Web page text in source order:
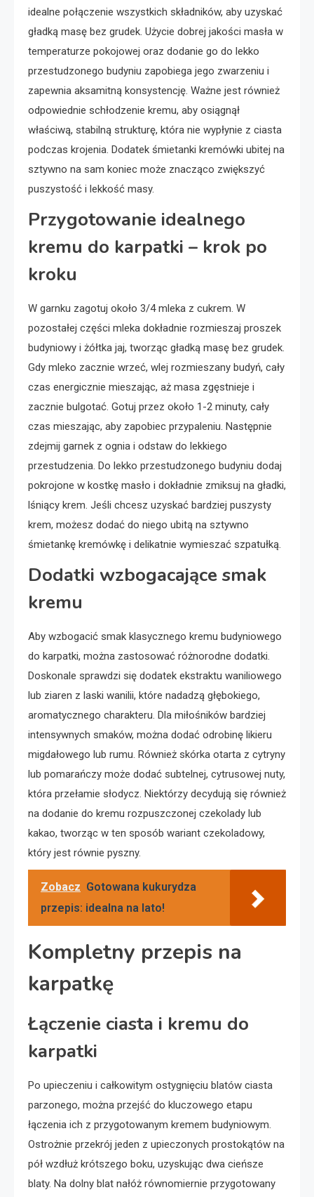
idealne połączenie wszystkich składników, aby uzyskać
gładką masę bez grudek. Użycie dobrej jakości masła w
temperaturze pokojowej oraz dodanie go do lekko
przestudzonego budyniu zapobiega jego zwarzeniu i
zapewnia aksamitną konsystencję. Ważne jest również
odpowiednie schłodzenie kremu, aby osiągnął
właściwą, stabilną strukturę, która nie wypłynie z ciasta
podczas krojenia. Dodatek śmietanki kremówki ubitej na
sztywno na sam koniec może znacząco zwiększyć
puszystość i lekkość masy.
Przygotowanie idealnego
kremu do karpatki – krok po
kroku
W garnku zagotuj około 3/4 mleka z cukrem. W
pozostałej części mleka dokładnie rozmieszaj proszek
budyniowy i żółtka jaj, tworząc gładką masę bez grudek.
Gdy mleko zacznie wrzeć, wlej rozmieszany budyń, cały
czas energicznie mieszając, aż masa zgęstnieje i
zacznie bulgotać. Gotuj przez około 1-2 minuty, cały
czas mieszając, aby zapobiec przypaleniu. Następnie
zdejmij garnek z ognia i odstaw do lekkiego
przestudzenia. Do lekko przestudzonego budyniu dodaj
pokrojone w kostkę masło i dokładnie zmiksuj na gładki,
lśniący krem. Jeśli chcesz uzyskać bardziej puszysty
krem, możesz dodać do niego ubitą na sztywno
śmietankę kremówkę i delikatnie wymieszać szpatułką.
Dodatki wzbogacające smak
kremu
Aby wzbogacić smak klasycznego kremu budyniowego
do karpatki, można zastosować różnorodne dodatki.
Doskonale sprawdzi się dodatek ekstraktu waniliowego
lub ziaren z laski wanilii, które nadadzą głębokiego,
aromatycznego charakteru. Dla miłośników bardziej
intensywnych smaków, można dodać odrobinę likieru
migdałowego lub rumu. Również skórka otarta z cytryny
lub pomarańczy może dodać subtelnej, cytrusowej nuty,
która przełamie słodycz. Niektórzy decydują się również
na dodanie do kremu rozpuszczonej czekolady lub
kakao, tworząc w ten sposób wariant czekoladowy,
który jest równie pyszny.
Zobacz Gotowana kukurydza
przepis: idealna na lato!
Kompletny przepis na
karpatkę
Łączenie ciasta i kremu do
karpatki
Po upieczeniu i całkowitym ostygnięciu blatów ciasta
parzonego, można przejść do kluczowego etapu
łączenia ich z przygotowanym kremem budyniowym.
Ostrożnie przekrój jeden z upieczonych prostokątów na
pół wzdłuż krótszego boku, uzyskując dwa cieńsze
blaty. Na dolny blat nałóż równomiernie przygotowany